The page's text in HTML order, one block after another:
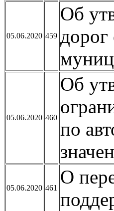
05.06.2020 459
Об
дорог
05.06.2020 460
Об
по
05.06.2020 461
О